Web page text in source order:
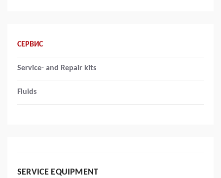
СЕРВИС
Service- and Repair kits
Fluids
SERVICE EQUIPMENT